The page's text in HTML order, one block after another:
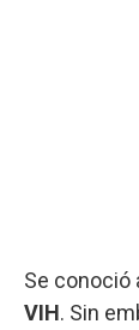
Se conoció
VIH. Sin